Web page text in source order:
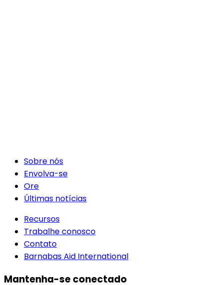
Sobre nós
Envolva-se
Ore
Últimas notícias
Recursos
Trabalhe conosco
Contato
Barnabas Aid International
Mantenha-se conectado